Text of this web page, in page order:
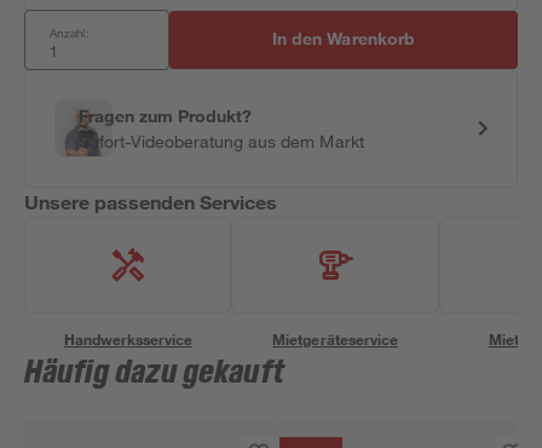
Anzahl: In den Warenkorb
Fragen zum Produkt?
Sofort-Videoberatung aus dem Markt
Unsere passenden Services
Handwerksservice Mietgeräteservice
Häufig dazu gekauft